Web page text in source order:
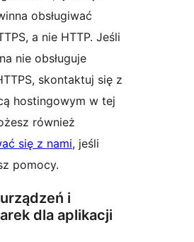
obsługiwać
a nie HTTP. Jeśli
nie obsługuje
skontaktuj się z
hostingowym w tej
również
się z nami, jeśli
pomocy.
i
dla aplikacji